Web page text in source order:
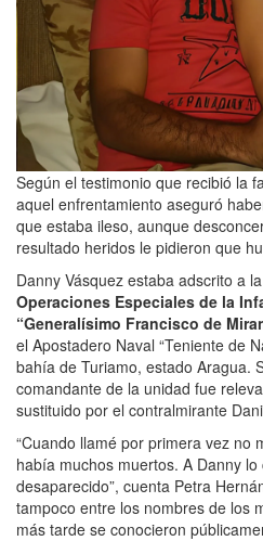
Según el testimonio que recibió la
aquel enfrentamiento aseguró
que estaba ileso, aunque
resultado heridos le pidieron que
Danny Vásquez estaba adscrito a la
Operaciones Especiales de la
“Generalísimo Francisco de
el Apostadero Naval “Teniente de
bahía de Turiamo, estado Aragua.
comandante de la unidad fue
sustituido por el contralmirante
“Cuando llamé por primera vez no
había muchos muertos. A Danny
desaparecido”, cuenta Petra
tampoco entre los nombres de los
más tarde se conocieron